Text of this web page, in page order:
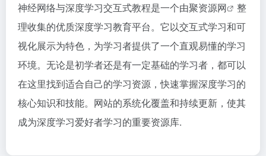
神经网络与深度学习交互式教程是一个由聚资源网
整
理收集的优质深度学习教育平台。它以交互式学习和可
视化展示为特色，为学习者提供了一个直观易懂的学习
环境。无论是初学者还是有一定基础的学习者，都可以
在这里找到适合自己的学习资源，快速掌握深度学习的
核心知识和技能。网站的系统化覆盖和持续更新，使其
成为深度学习爱好者学习的重要资源库.